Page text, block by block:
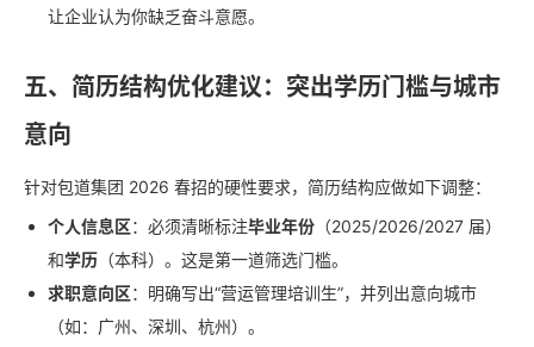
让企业认为你缺乏奋斗意愿。
五、简历结构优化建议：突出学历门槛与城市
意向
针对包道集团 2026 春招的硬性要求，简历结构应做如下调整：
个人信息区：必须清晰标注毕业年份 （2025/2026/2027 届）
和学历 （本科）。这是第一道筛选门槛。
求职意向区：明确写出“营运管理培训生”，并列出意向城市
（如：广州、深圳、杭州）。